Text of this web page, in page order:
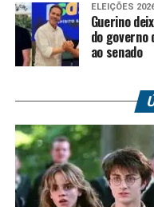
ELEIÇÕES
Guerino
do governo
ao senado